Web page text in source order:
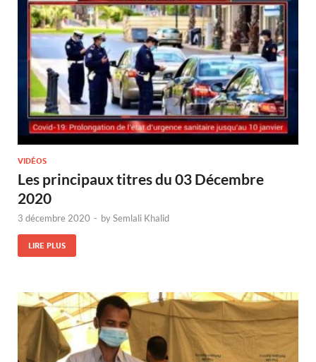
VIDÉOS
Les principaux titres du 03 Décembre
2020
3 décembre 2020 - bySemlali Khalid
LIRE PLUS